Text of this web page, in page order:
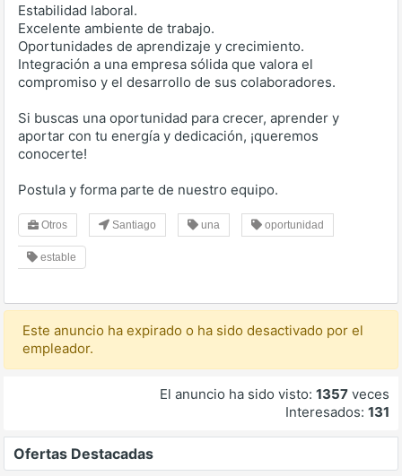
Estabilidad laboral.
Excelente ambiente de trabajo.
Oportunidades de aprendizaje y crecimiento.
Integración a una empresa sólida que valora el
compromiso y el desarrollo de sus colaboradores.
Si buscas una oportunidad para crecer, aprender y
aportar con tu energía y dedicación, ¡queremos
conocerte!
Postula y forma parte de nuestro equipo.
Otros Santiago una oportunidad
estable
Este anuncio ha expirado o ha sido desactivado por el
empleador.
El anuncio ha sido visto: 1357 veces
Interesados: 131
Ofertas Destacadas